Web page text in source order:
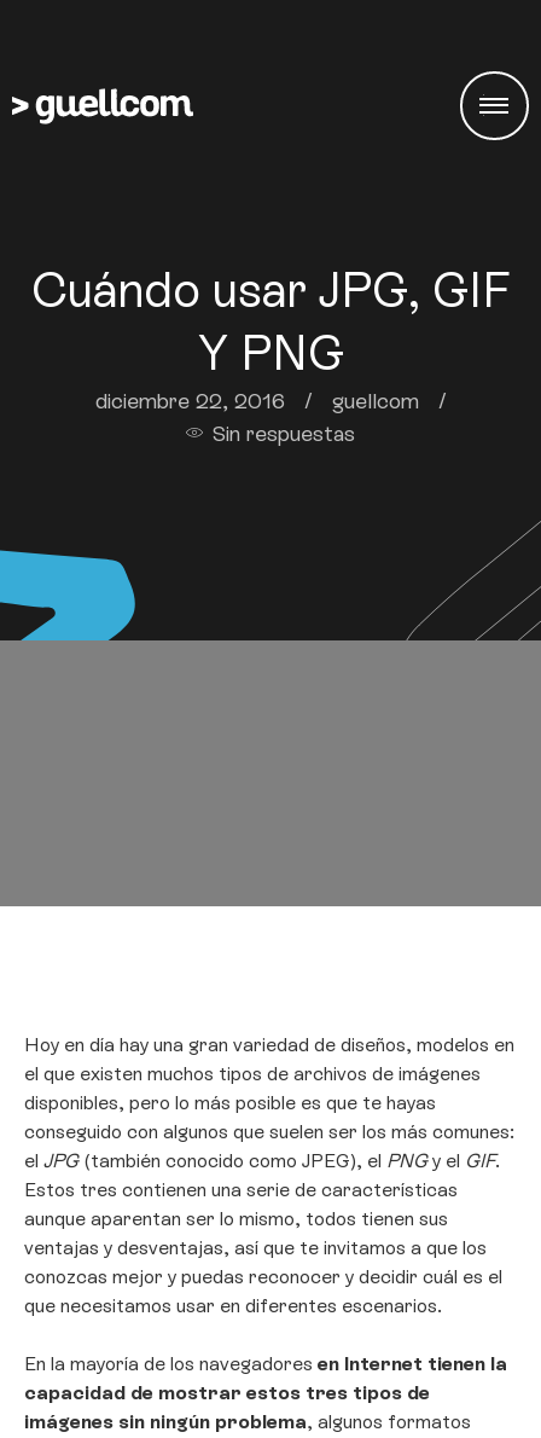
Cuándo usar JPG, GIF
Y PNG
diciembre 22, 2016 / guellcom
/
Sin respuestas
Hoy en día hay una gran variedad de diseños, modelos en
el que existen muchos tipos de archivos de imágenes
disponibles, pero lo más posible es que te hayas
conseguido con algunos que suelen ser los más comunes:
el JPG (también conocido como JPEG), el PNGy el GIF.
Estos tres contienen una serie de características
aunque aparentan ser lo mismo, todos tienen sus
ventajas y desventajas, así que te invitamos a que los
conozcas mejor y puedas reconocer y decidir cuál es el
que necesitamos usar en diferentes escenarios.
En la mayoría de los navegadores en Internet tienen la
capacidad de mostrar estos tres tipos de
imágenes sin ningún problema, algunos formatos